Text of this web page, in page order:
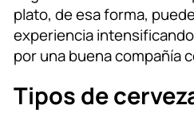
plato, de esa forma,
experiencia
por una buena compañía
Tipos de